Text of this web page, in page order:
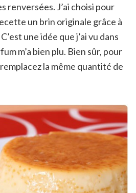
renversées. J’ai choisi pour
un brin originale grâce à
une idée que j’ai vu dans
m’a bien plu. Bien sûr, pour
la même quantité de